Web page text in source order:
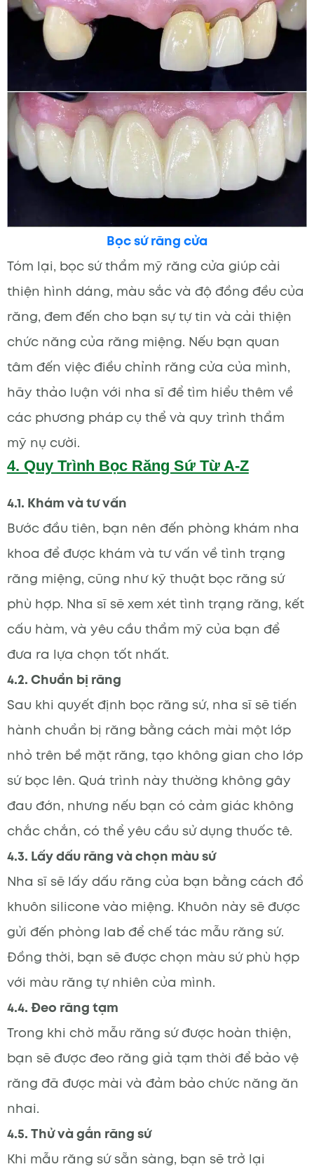
Bọc sứ răng cửa
Tóm lại, bọc sứ thẩm mỹ răng cửa giúp cải
thiện hình dáng, màu sắc và độ đồng đều của
răng, đem đến cho bạn sự tự tin và cải thiện
chức năng của răng miệng. Nếu bạn quan
tâm đến việc điều chỉnh răng cửa của mình,
hãy thảo luận với nha sĩ để tìm hiểu thêm về
các phương pháp cụ thể và quy trình thẩm
mỹ nụ cười.
4. Quy Trình Bọc Răng Sứ Từ A-Z
4.1. Khám và tư vấn
Bước đầu tiên, bạn nên đến phòng khám nha
khoa để được khám và tư vấn về tình trạng
răng miệng, cũng như kỹ thuật bọc răng sứ
phù hợp. Nha sĩ sẽ xem xét tình trạng răng, kết
cấu hàm, và yêu cầu thẩm mỹ của bạn để
đưa ra lựa chọn tốt nhất.
4.2. Chuẩn bị răng
Sau khi quyết định bọc răng sứ, nha sĩ sẽ tiến
hành chuẩn bị răng bằng cách mài một lớp
nhỏ trên bề mặt răng, tạo không gian cho lớp
sứ bọc lên. Quá trình này thường không gây
đau đớn, nhưng nếu bạn có cảm giác không
chắc chắn, có thể yêu cầu sử dụng thuốc tê.
4.3. Lấy dấu răng và chọn màu sứ
Nha sĩ sẽ lấy dấu răng của bạn bằng cách đổ
khuôn silicone vào miệng. Khuôn này sẽ được
gửi đến phòng lab để chế tác mẫu răng sứ.
Đồng thời, bạn sẽ được chọn màu sứ phù hợp
với màu răng tự nhiên của mình.
4.4. Đeo răng tạm
Trong khi chờ mẫu răng sứ được hoàn thiện,
bạn sẽ được đeo răng giả tạm thời để bảo vệ
răng đã được mài và đảm bảo chức năng ăn
nhai.
4.5. Thử và gắn răng sứ
Khi mẫu răng sứ sẵn sàng, bạn sẽ trở lại